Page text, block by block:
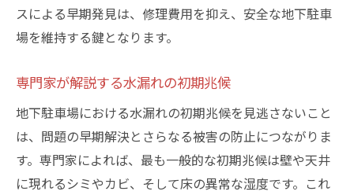
日常的に取り入れるべき新常識
技術進化による新しい予防策
新常識に基づいた防水材の選び方
地域特性を考慮した予防策
予防のための住民意識改革
地下駐車場の水漏れ修理費用を抑えるための賢
スによる早期発見は、修理費用を抑え、安全な地下駐車
場を維持する鍵となります。
専門家が解説する水漏れの初期兆候
地下駐車場における水漏れの初期兆候を見逃さないこと
は、問題の早期解決とさらなる被害の防止につながりま
す。専門家によれば、最も一般的な初期兆候は壁や天井
に現れるシミやカビ、そして床の異常な湿度です。これ